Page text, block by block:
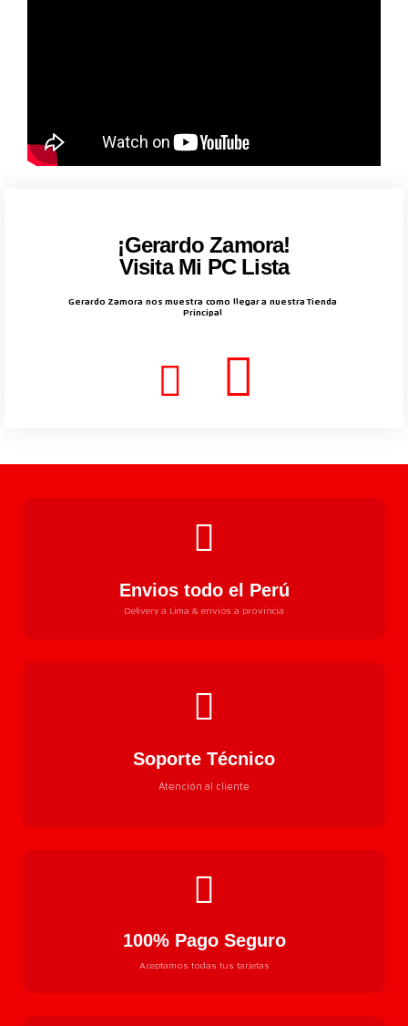
¡Gerardo Zamora!
Visita Mi PC Lista
Gerardo Zamora nos muestra como llegar a nuestra Tienda
Principal
Envios todo el Perú
Delivery a Lima & envios a provincia
Soporte Técnico
Atención al cliente
100% Pago Seguro
Aceptamos todas tus tarjetas